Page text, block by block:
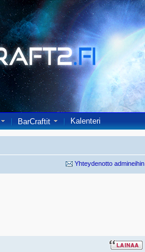
BarCraftit Kalenteri
Yhteydenotto admineihin